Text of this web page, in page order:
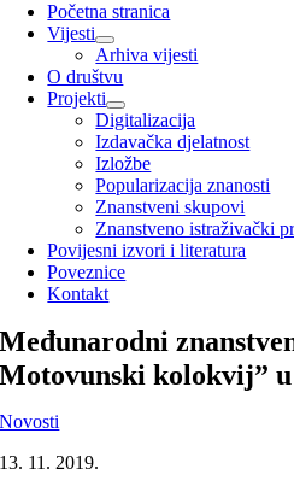
Početna stranica
Vijesti
Arhiva vijesti
O društvu
Projekti
Digitalizacija
Izdavačka djelatnost
Izložbe
Popularizacija znanosti
Znanstveni skupovi
Znanstveno istraživački
Povijesni izvori i literatura
Poveznice
Kontakt
Međunarodni
Motovunski kolokvij”
Novosti
13. 11. 2019.